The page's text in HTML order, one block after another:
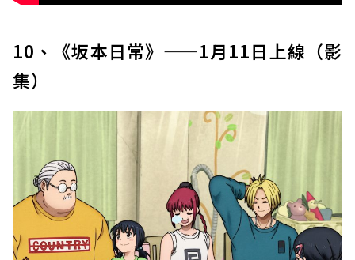
10、《坂本日常》——1月11日上線（影
集）